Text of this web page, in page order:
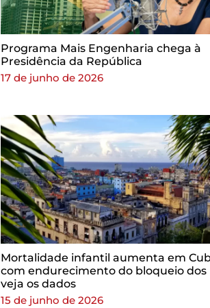
Programa Mais Engenharia chega à
Presidência da República
17 de junho de 2026
Mortalidade infantil aumenta em
com endurecimento do bloqueio dos
veja os dados
15 de junho de 2026